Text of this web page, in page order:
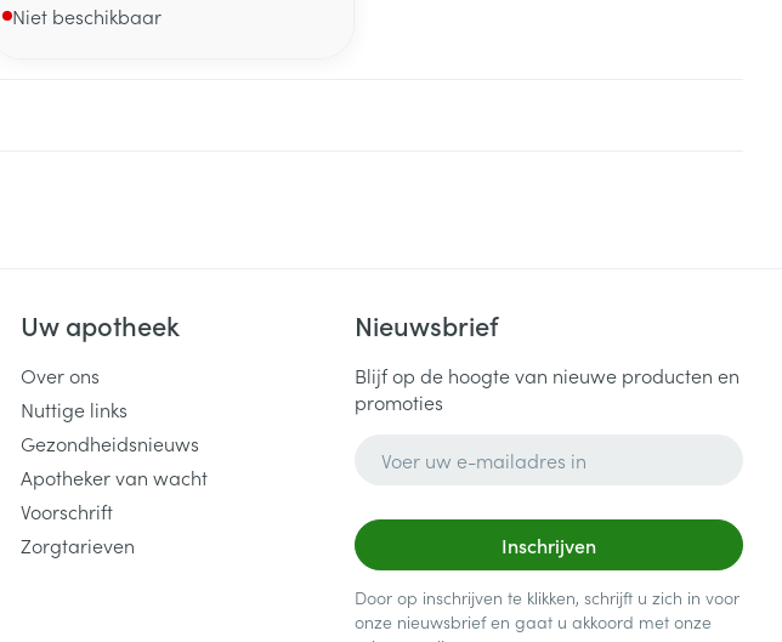
Niet beschikbaar
Uw apotheek
Over ons
Nuttige links
Gezondheidsnieuws
Apotheker van wacht
Voorschrift
Zorgtarieven
Nieuwsbrief
Blijf op de hoogte van nieuwe producten en
promoties
Inschrijven
Door op inschrijven te klikken, schrijft u zich in voor
onze nieuwsbrief en gaat u akkoord met onze